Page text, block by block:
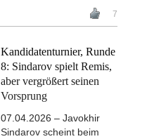
7
Kandidatenturnier, Runde
8: Sindarov spielt Remis,
aber vergrößert seinen
Vorsprung
07.04.2026 – Javokhir
Sindarov scheint beim